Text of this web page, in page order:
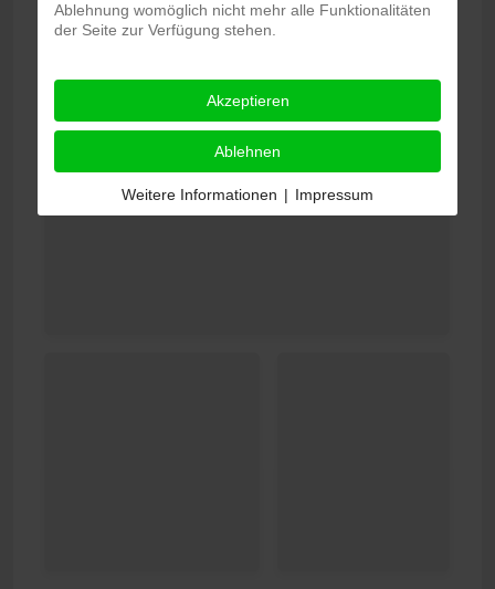
Ablehnung womöglich nicht mehr alle Funktionalitäten
der Seite zur Verfügung stehen.
Akzeptieren
Ablehnen
Weitere Informationen | Impressum